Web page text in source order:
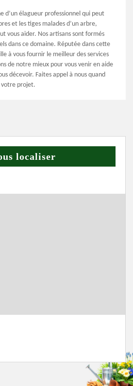
d’un élagueur professionnel qui peut
et les tiges malades d’un arbre,
vous aider. Nos artisans sont formés
dans ce domaine. Réputée dans cette
à vous fournir le meilleur des services
de notre mieux pour vous venir en aide
décevoir. Faites appel à nous quand
votre projet.
localiser